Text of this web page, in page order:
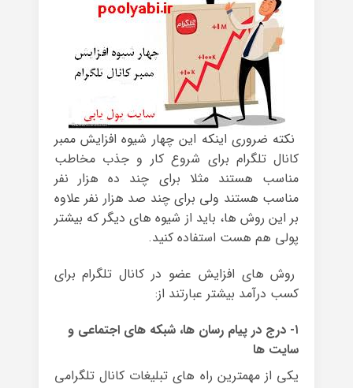
نکته ضروری اینکه این چهار شیوه افزایش ممبر
کانال تلگرام برای شروع کار و جذب مخاطب
مناسب هستند مثلا برای چند ده هزار نفر
مناسب هستند ولی برای چند صد هزار نفر علاوه
بر این روش ها، باید از شیوه های دیگر که بیشتر
پولی هم هست استفاده کنید.
روش های افزایش عضو در کانال تلگرام برای
کسب درآمد بیشتر عبارتند از:
۱- درج در پیام رسان ها، شبکه های اجتماعی و
سایت ها
یکی از مهمترین راه های تبلیغات کانال تلگرامی